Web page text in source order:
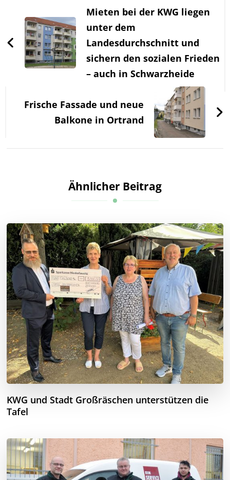
Mieten bei der KWG liegen
unter dem
Landesdurchschnitt und
sichern den sozialen Frieden
– auch in Schwarzheide
Frische Fassade und neue
Balkone in Ortrand
Ähnlicher Beitrag
KWG und Stadt Großräschen unterstützen die
Tafel